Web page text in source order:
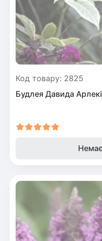
Код товару: 2825
Будлея Давида